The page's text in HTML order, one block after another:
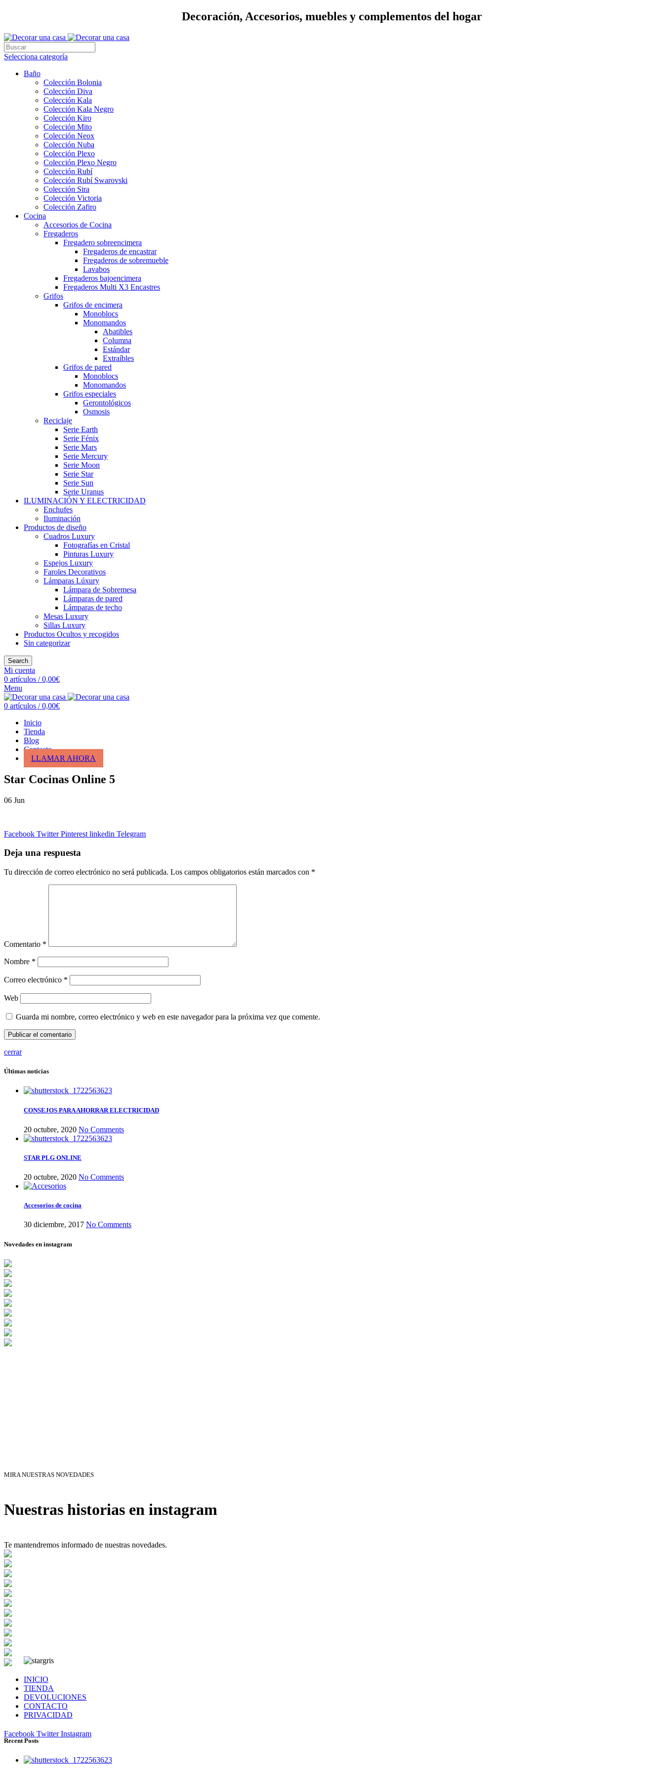
Decoración, Accesorios, muebles y complementos del hogar
Selecciona categoría
Baño
Colección Bolonia
Colección Diva
Colección Kala
Colección Kala Negro
Colección Kiro
Colección Mito
Colección Neox
Colección Nuba
Colección Plexo
Colección Plexo Negro
Colección Rubí
Colección Rubí Swarovski
Colección Sira
Colección Victoria
Colección Zafiro
Cocina
Accesorios de Cocina
Fregaderos
Fregadero sobreencimera
Fregaderos de encastrar
Fregaderos de sobremueble
Lavabos
Fregaderos bajoencimera
Fregaderos Multi X3 Encastres
Grifos
Grifos de encimera
Monoblocs
Monomandos
Abatibles
Columna
Estándar
Extraíbles
Grifos de pared
Monoblocs
Monomandos
Grifos especiales
Gerontológicos
Osmosis
Reciclaje
Serie Earth
Serie Fénix
Serie Mars
Serie Mercury
Serie Moon
Serie Star
Serie Sun
Serie Uranus
ILUMINACIÓN Y ELECTRICIDAD
Enchufes
Iluminación
Productos de diseño
Cuadros Luxury
Fotografías en Cristal
Pinturas Luxury
Espejos Luxury
Faroles Decorativos
Lámparas Lúxury
Lámpara de Sobremesa
Lámparas de pared
Lámparas de techo
Mesas Luxury
Sillas Luxury
Productos Ocultos y recogidos
Sin categorizar
Search
Mi cuenta
0 artículos / 0,00€
Menu
0 artículos / 0,00€
Inicio
Tienda
Blog
Contacto
LLAMAR AHORA
Star Cocinas Online 5
06 Jun
Facebook Twitter Pinterest linkedin Telegram
Deja una respuesta
Tu dirección de correo electrónico no será publicada. Los campos obligatorios están marcados con *
Comentario *
Nombre *
Correo electrónico *
Web
Guarda mi nombre, correo electrónico y web en este navegador para la próxima vez que comente.
cerrar
Últimas noticias
CONSEJOS PARA AHORRAR ELECTRICIDAD
20 octubre, 2020 No Comments
STAR PLG ONLINE
20 octubre, 2020 No Comments
Accesorios de cocina
30 diciembre, 2017 No Comments
Novedades en instagram
MIRA NUESTRAS NOVEDADES
Nuestras historias en instagram
Te mantendremos informado de nuestras novedades.
INICIO
TIENDA
DEVOLUCIONES
CONTACTO
PRIVACIDAD
Facebook Twitter Instagram
Recent Posts